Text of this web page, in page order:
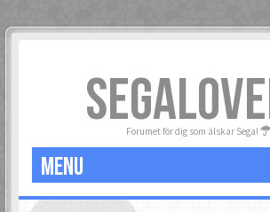
Forumet för dig som älskar Sega!
MENU